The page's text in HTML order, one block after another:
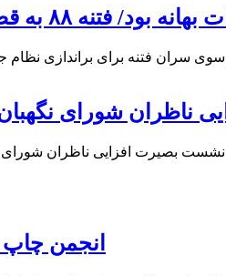
۸۸ به قصد براندازی نظام شکل گرفت
ناظران شورای نگهبان
انجمن